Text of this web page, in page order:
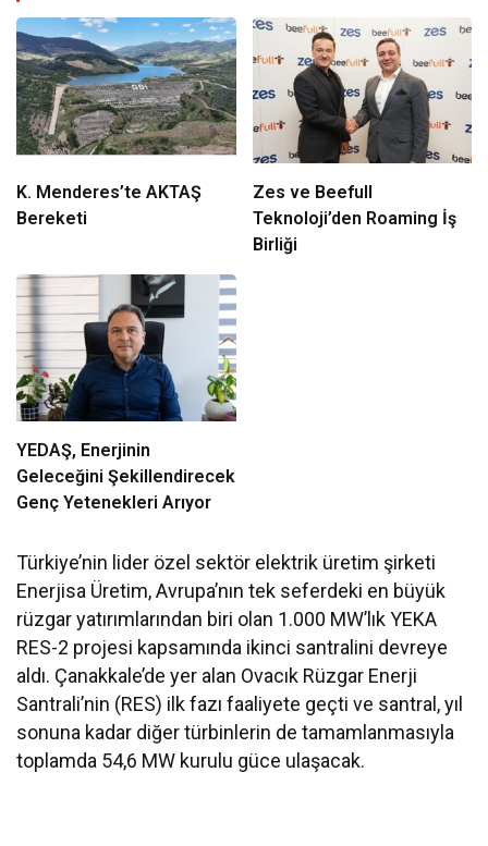
K. Menderes’te AKTAŞ
Bereketi
Zes ve Beefull
Teknoloji’den Roaming İş
Birliği
YEDAŞ, Enerjinin
Geleceğini Şekillendirecek
Genç Yetenekleri Arıyor
Türkiye’nin lider özel sektör elektrik üretim şirketi
Enerjisa Üretim, Avrupa’nın tek seferdeki en büyük
rüzgar yatırımlarından biri olan 1.000 MW’lık YEKA
RES-2 projesi kapsamında ikinci santralini devreye
aldı. Çanakkale’de yer alan Ovacık Rüzgar Enerji
Santrali’nin (RES) ilk fazı faaliyete geçti ve santral, yıl
sonuna kadar diğer türbinlerin de tamamlanmasıyla
toplamda 54,6 MW kurulu güce ulaşacak.